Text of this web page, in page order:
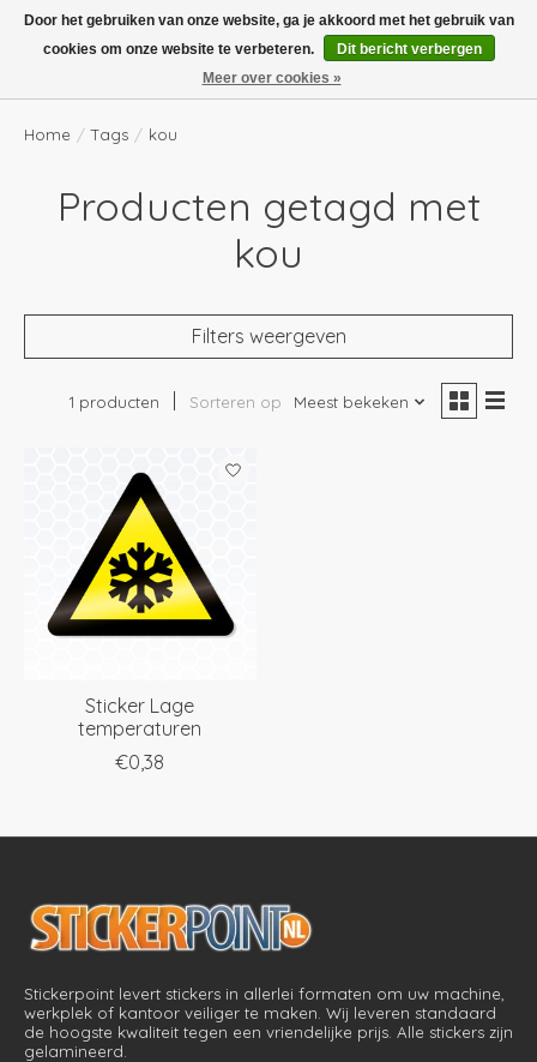
Boven de €100,- gratis verzending! Vóór 14.00 besteld, volgende dag in huis!
Verlanglijst
Home / Tags / kou
Producten getagd met
kou
Filters weergeven
1 producten Sorteren op Meest bekeken
Sticker Lage
temperaturen
€0,38
Stickerpoint levert stickers in allerlei formaten om uw machine,
werkplek of kantoor veiliger te maken. Wij leveren standaard
de hoogste kwaliteit tegen een vriendelijke prijs. Alle stickers zijn
gelamineerd.
Door het gebruiken van onze website, ga je akkoord met het gebruik van
cookies om onze website te verbeteren.
Dit bericht verbergen
Meer over cookies »